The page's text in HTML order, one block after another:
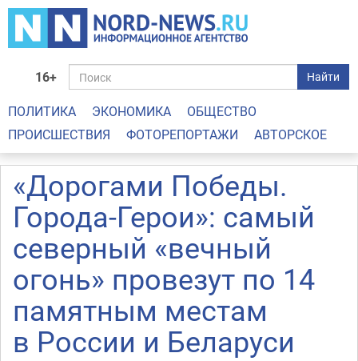
16+ Найти
ПОЛИТИКА ЭКОНОМИКА
ОБЩЕСТВО
ПРОИСШЕСТВИЯ
ФОТОРЕПОРТАЖИ АВТОРСКОЕ
«Дорогами Победы.
Города-Герои»: самый
северный «вечный
огонь» провезут по 14
памятным местам
в России и Беларуси